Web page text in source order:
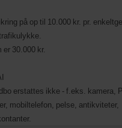
på op til 10.000 kr. pr.
30.000 kr.
erstattes ikke - f.eks. kamera,
mobiltelefon, pelse, antikviteter,